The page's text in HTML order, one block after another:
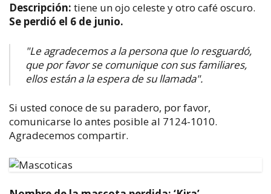
Descripción: tiene un ojo celeste y otro café oscuro.
Se perdió el 6 de junio.
"Le agradecemos a la persona que lo resguardó,
que por favor se comunique con sus familiares,
ellos están a la espera de su llamada".
Si usted conoce de su paradero, por favor,
comunicarse lo antes posible al 7124-1010.
Agradecemos compartir.